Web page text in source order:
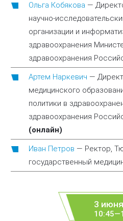
Ольга Кобякова —
научно-
организации и
здравоохранения
здравоохранения
Артем Наркевич —
медицинского
политики в
здравоохранения
(онлайн)
Иван Петров — Ректор,
государственный
3 июня